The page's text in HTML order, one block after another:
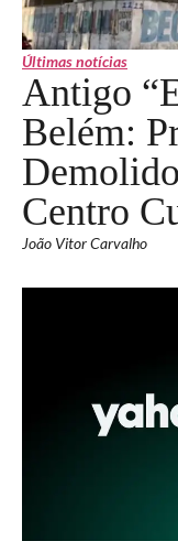
Últimas notícias
Antigo
Belém:
Centro
João Vitor Carvalho